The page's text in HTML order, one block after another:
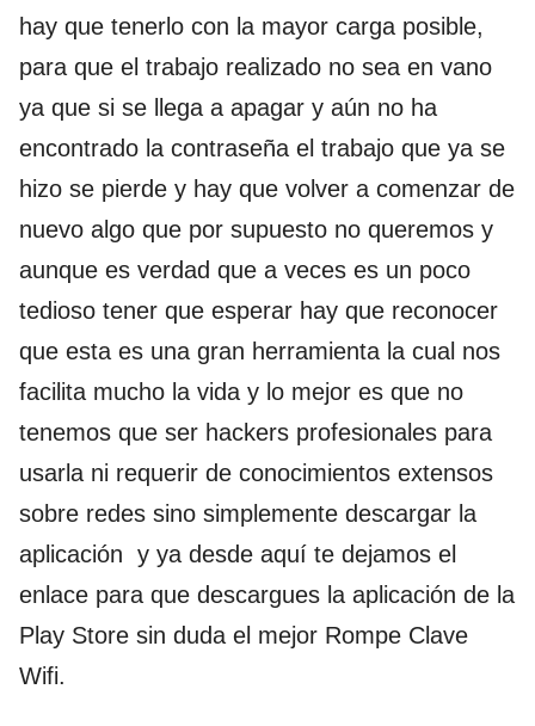
hay que tenerlo con la mayor carga posible,
para que el trabajo realizado no sea en vano
ya que si se llega a apagar y aún no ha
encontrado la contraseña el trabajo que ya se
hizo se pierde y hay que volver a comenzar de
nuevo algo que por supuesto no queremos y
aunque es verdad que a veces es un poco
tedioso tener que esperar hay que reconocer
que esta es una gran herramienta la cual nos
facilita mucho la vida y lo mejor es que no
tenemos que ser hackers profesionales para
usarla ni requerir de conocimientos extensos
sobre redes sino simplemente descargar la
aplicación y ya desde aquí te dejamos el
enlace para que descargues la aplicación de la
Play Store sin duda el mejor Rompe Clave
Wifi.